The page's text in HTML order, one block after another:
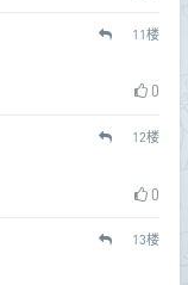
11楼
0
12楼
0
13楼